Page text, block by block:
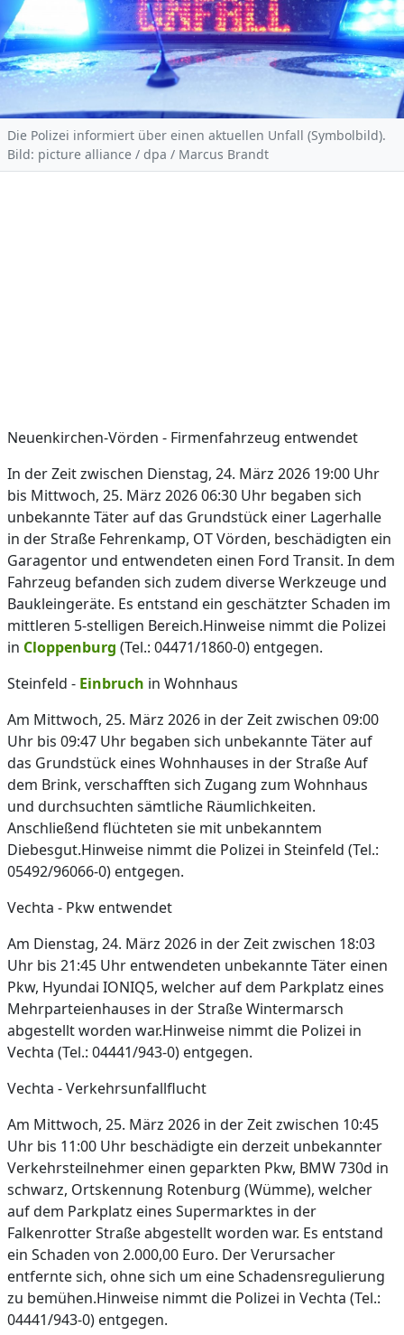
Die Polizei informiert über einen aktuellen Unfall (Symbolbild).
Bild: picture alliance / dpa / Marcus Brandt
Neuenkirchen-Vörden - Firmenfahrzeug entwendet
In der Zeit zwischen Dienstag, 24. März 2026 19:00 Uhr
bis Mittwoch, 25. März 2026 06:30 Uhr begaben sich
unbekannte Täter auf das Grundstück einer Lagerhalle
in der Straße Fehrenkamp, OT Vörden, beschädigten ein
Garagentor und entwendeten einen Ford Transit. In dem
Fahrzeug befanden sich zudem diverse Werkzeuge und
Baukleingeräte. Es entstand ein geschätzter Schaden im
mittleren 5-stelligen Bereich.Hinweise nimmt die Polizei
in Cloppenburg (Tel.: 04471/1860-0) entgegen.
Steinfeld - Einbruch in Wohnhaus
Am Mittwoch, 25. März 2026 in der Zeit zwischen 09:00
Uhr bis 09:47 Uhr begaben sich unbekannte Täter auf
das Grundstück eines Wohnhauses in der Straße Auf
dem Brink, verschafften sich Zugang zum Wohnhaus
und durchsuchten sämtliche Räumlichkeiten.
Anschließend flüchteten sie mit unbekanntem
Diebesgut.Hinweise nimmt die Polizei in Steinfeld (Tel.:
05492/96066-0) entgegen.
Vechta - Pkw entwendet
Am Dienstag, 24. März 2026 in der Zeit zwischen 18:03
Uhr bis 21:45 Uhr entwendeten unbekannte Täter einen
Pkw, Hyundai IONIQ5, welcher auf dem Parkplatz eines
Mehrparteienhauses in der Straße Wintermarsch
abgestellt worden war.Hinweise nimmt die Polizei in
Vechta (Tel.: 04441/943-0) entgegen.
Vechta - Verkehrsunfallflucht
Am Mittwoch, 25. März 2026 in der Zeit zwischen 10:45
Uhr bis 11:00 Uhr beschädigte ein derzeit unbekannter
Verkehrsteilnehmer einen geparkten Pkw, BMW 730d in
schwarz, Ortskennung Rotenburg (Wümme), welcher
auf dem Parkplatz eines Supermarktes in der
Falkenrotter Straße abgestellt worden war. Es entstand
ein Schaden von 2.000,00 Euro. Der Verursacher
entfernte sich, ohne sich um eine Schadensregulierung
zu bemühen.Hinweise nimmt die Polizei in Vechta (Tel.:
04441/943-0) entgegen.